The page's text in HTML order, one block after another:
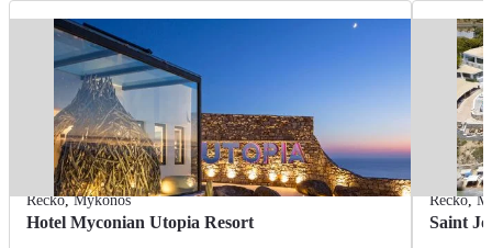
Řecko,Mykonos
Hotel Myconian Utopia Resort
Řecko,
Saint